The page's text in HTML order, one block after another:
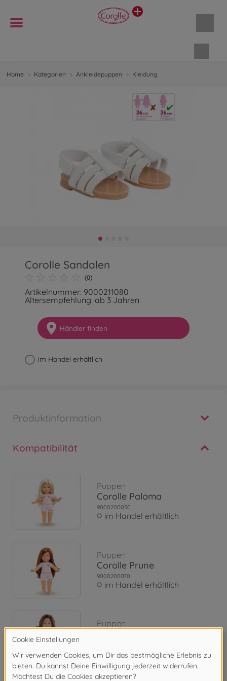
Home Kategorien Ankleidepuppen Kleidung
Corolle Sandalen
(0)
Artikelnummer: 9000211080
Altersempfehlung: ab 3 Jahren
Händler finden
im Handel erhältlich
Produktinformation
Kompatibilität
Puppen
Corolle Paloma
9000200050
im Handel erhältlich
Puppen
Corolle Prune
9000200070
im Handel erhältlich
Puppen
im Handel erhältlich